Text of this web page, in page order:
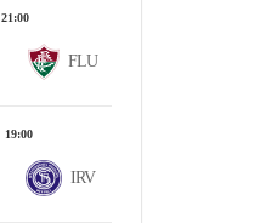
21:00
FLU
19:00
IRV